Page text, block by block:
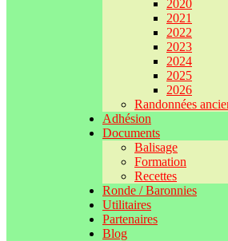
2020
2021
2022
2023
2024
2025
2026
Randonnées
Adhésion
Documents
Balisage
Formation
Recettes
Ronde / Baronnies
Utilitaires
Partenaires
Blog